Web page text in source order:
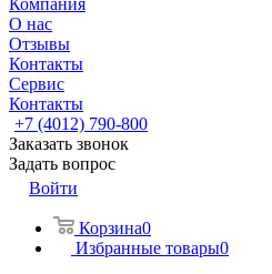
Компания
О нас
Отзывы
Контакты
Сервис
Контакты
+7 (4012) 790-800
Заказать звонок
Задать вопрос
Войти
Корзина0
Избранные товары0